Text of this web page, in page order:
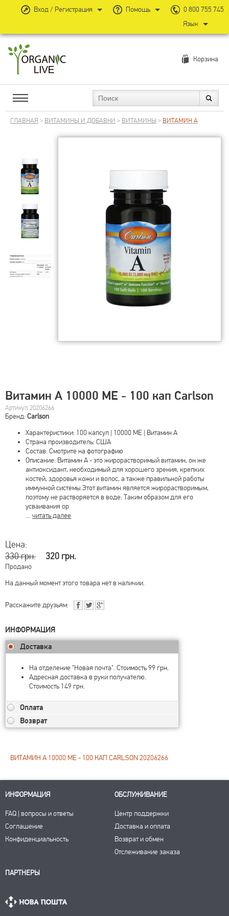
Корзина
ГЛАВНАЯ > ВИТАМИНЫ И ДОБАВКИ > ВИТАМИНЫ > ВИТАМИН А
Витамин А 10000 МЕ - 100 кап Carlson
Артикул 20206266
Бренд: Carlson
Характеристики: 100 капсул | 10000 МЕ | Витамин А
Страна производитель: США
Состав: Смотрите на фотографию
Описание: Витамин A - это жирорастворимый витамин, он же
антиоксидант, необходимый для хорошего зрения, крепких
костей, здоровья кожи и волос, а также правильной работы
иммунной системы.Этот витамин является жирорастворимым,
поэтому не растворяется в воде. Таким образом для его
усваивания ор
… читать далее
Цена:
330 грн.
320 грн.
Продано
На данный момент этого товара нет в наличии.
Расскажите друзьям:
ИНФОРМАЦИЯ
Доставка
На отделение "Новая почта". Стоимость 99 грн.
Адресная доставка в руки получателю.
Стоимость 149 грн.
Оплата
Возврат
Вход / Регистрация Помощь
0 800 755 745
Язык
ВИТАМИН А 10000 МЕ - 100 КАП CARLSON 20206266
ИНФОРМАЦИЯ
FAQ | вопросы и ответы
Соглашение
Конфиденциальность
ОБСЛУЖИВАНИЕ
Центр поддержки
Доставка и оплата
Возврат и обмен
Отслеживание заказа
ПАРТНЕРЫ